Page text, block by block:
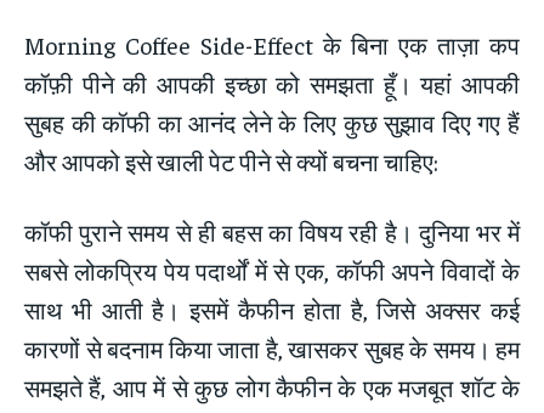
Morning Coffee Side-Effect के बिना एक ताज़ा कप
कॉफ़ी पीने की आपकी इच्छा को समझता हूँ। यहां आपकी
सुबह की कॉफी का आनंद लेने के लिए कुछ सुझाव दिए गए हैं
और आपको इसे खाली पेट पीने से क्यों बचना चाहिए:
कॉफी पुराने समय से ही बहस का विषय रही है। दुनिया भर में
सबसे लोकप्रिय पेय पदार्थों में से एक, कॉफी अपने विवादों के
साथ भी आती है। इसमें कैफीन होता है, जिसे अक्सर कई
कारणों से बदनाम किया जाता है, खासकर सुबह के समय। हम
समझते हैं, आप में से कुछ लोग कैफीन के एक मजबूत शॉट के